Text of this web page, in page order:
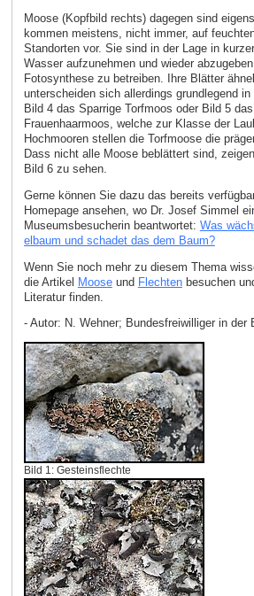
Moose (Kopfbild rechts) dagegen sind
kommen meistens, nicht immer, auf
Standorten vor. Sie sind in der Lage in
Wasser aufzunehmen und wieder
Fotosynthese zu betreiben. Ihre Blätter
unterscheiden sich allerdings grundlegend
Bild 4 das Sparrige Torfmoos oder Bild 5
Frauenhaarmoos, welche zur Klasse der
Hochmooren stellen die Torfmoose die
Dass nicht alle Moose beblättert sind,
Bild 6 zu sehen.
Gerne können Sie dazu das bereits
Homepage ansehen, wo Dr. Josef Simmel
Museumsbesucherin beantwortet: Was
elbaum und schadet das dem Baum?
Wenn Sie noch mehr zu diesem Thema
die Artikel Mooseund Flechtenbesuchen
Literatur finden.
- Autor: N. Wehner; Bundesfreiwilliger in der
Bild 1: Gesteinsflechte